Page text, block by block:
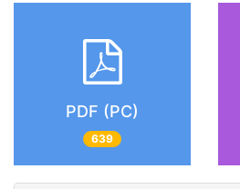
PDF (PC)
639